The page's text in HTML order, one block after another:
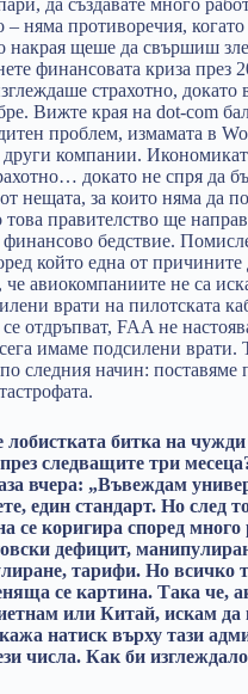
– няма противоречия,
накрая щеше да свършиш
финансовата криза през
страхотно, докато
Вижте края на dot-com
проблем, измамата в
компании.
докато не спря да
нещата, за които няма да
правителство ще
финансово бедствие.
който една от причините
че авиокомпаниите не са
врати на пилотската
отдръпват, FAA не
имаме подсилени врати.
следния начин: поставяме
битка на чужди
следващите три
вчера: „Въвеждам
един стандарт. Но след
се коригира според
дефицит,
тарифи. Но всичко
се картина. Така че,
или Китай, искам
натиск върху тази
числа. Как би